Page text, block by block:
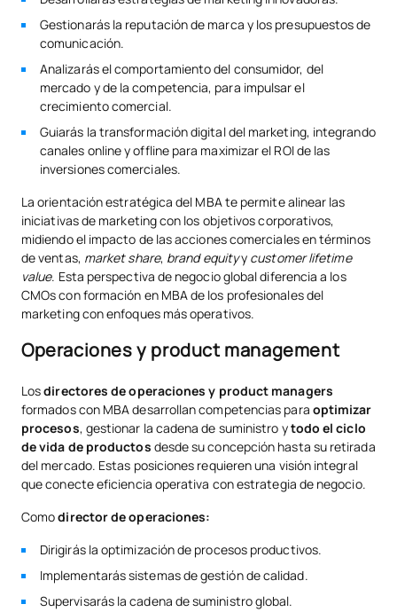
Gestionarás la reputación de marca y los presupuestos de
comunicación.
Analizarás el comportamiento del consumidor, del
mercado y de la competencia, para impulsar el
crecimiento comercial.
Guiarás la transformación digital del marketing, integrando
canales online y offline para maximizar el ROI de las
inversiones comerciales.
La orientación estratégica del MBA te permite alinear las
iniciativas de marketing con los objetivos corporativos,
midiendo el impacto de las acciones comerciales en términos
de ventas, market share, brand equityy customer lifetime
value. Esta perspectiva de negocio global diferencia a los
CMOs con formación en MBA de los profesionales del
marketing con enfoques más operativos.
Operaciones y product management
Losdirectores de operaciones y product managers
formados con MBA desarrollan competencias para optimizar
procesos, gestionar la cadena de suministro ytodo el ciclo
de vida de productos desde su concepción hasta su retirada
del mercado. Estas posiciones requieren una visión integral
que conecte eficiencia operativa con estrategia de negocio.
Comodirector de operaciones:
Dirigirás la optimización de procesos productivos.
Implementarás sistemas de gestión de calidad.
Supervisarás la cadena de suministro global.